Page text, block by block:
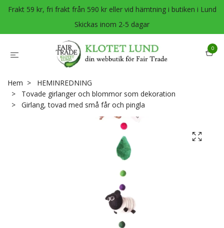
Frakt 59 kr, fri frakt från 590 kr eller vid hämtning i butiken i Lund
Skickas inom 2-5 dagar
0
Hem
HEMINREDNING
Tovade girlanger och blommor som dekoration
Girlang, tovad med små får och pingla